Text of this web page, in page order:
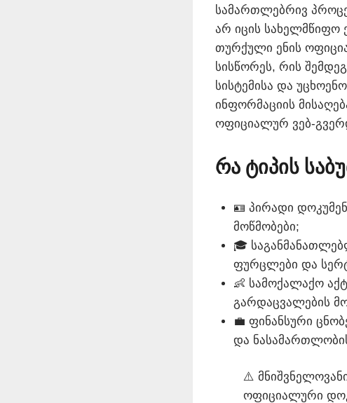
სამართლებრივ
არ იცის სახელმწიფო
თურქული ენის
სისწორეს, რის
სისტემისა და
ინფორმაციის
ოფიციალურ ვებ-
რა ტიპის
🪪 პირადი
მოწმობები;
🎓
ფურცლები და
👶 სამოქალაქო
გარდაცვალების
💼 ფინანსური
და
⚠️
ოფიციალური